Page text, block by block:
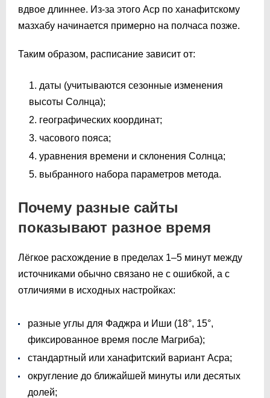
вдвое длиннее. Из-за этого Аср по ханафитскому
мазхабу начинается примерно на полчаса позже.
Таким образом, расписание зависит от:
даты (учитываются сезонные изменения
высоты Солнца);
географических координат;
часового пояса;
уравнения времени и склонения Солнца;
выбранного набора параметров метода.
Почему разные сайты
показывают разное время
Лёгкое расхождение в пределах 1–5 минут между
источниками обычно связано не с ошибкой, а с
отличиями в исходных настройках:
разные углы для Фаджра и Иши (18°, 15°,
фиксированное время после Магриба);
стандартный или ханафитский вариант Асра;
округление до ближайшей минуты или десятых
долей;